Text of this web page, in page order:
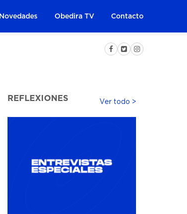
Novedades Obedira TV Contacto
REFLEXIONES Ver todo >